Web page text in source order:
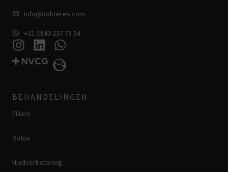
info@dokteres.com
+31 (0)40 237 73 34
BEHANDELINGEN
Fillers
Botox
Huidverbetering